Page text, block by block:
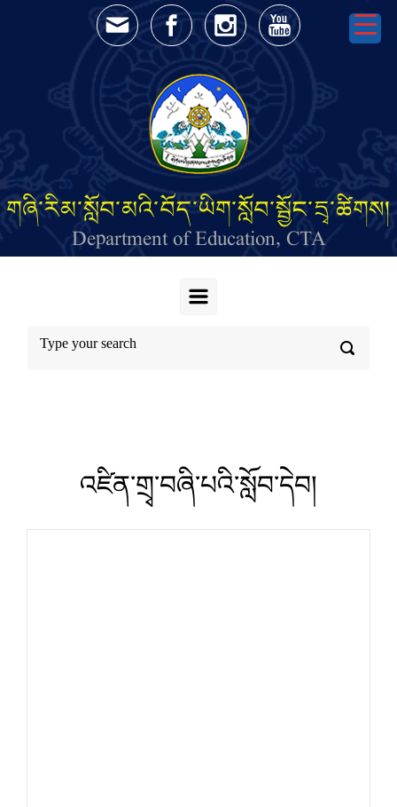
Skip to main content
གཞི་རིམ་སློབ་མའི་བོད་ཡིག་སློབ་སྦྱོང་དྲྭ་ཚིགས།
Department of Education, CTA
འཛིན་གྲྭ་བཞི་པའི་སློབ་དེབ།